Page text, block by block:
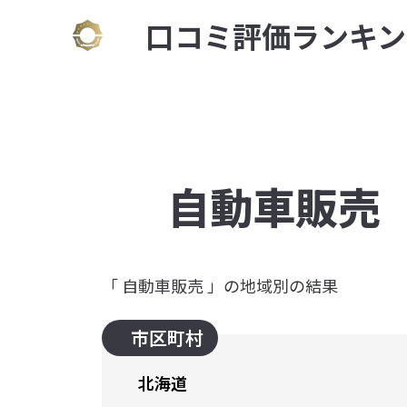
⼝コミ評価ランキ
自動車販売
「 自動車販売 」の地域別の結果
市区町村
北海道